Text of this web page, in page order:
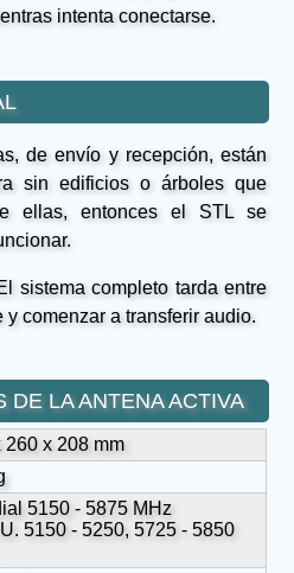
intenta conectarse.
de envío y recepción, están
sin edificios o árboles que
ellas, entonces el STL se
sistema completo tarda entre
comenzar a transferir audio.
DE LA ANTENA ACTIVA
260 x 208 mm
5150 - 5875 MHz
5150 - 5250, 5725 - 5850